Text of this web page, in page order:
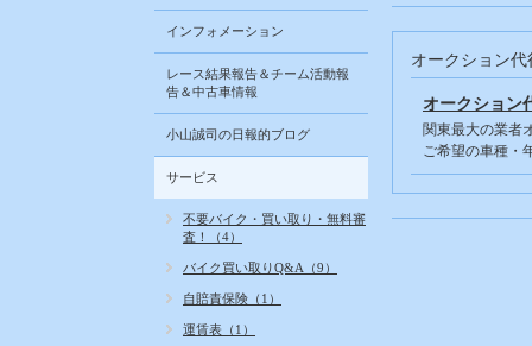
オークション代
オークション
関東最大の業者
ご希望の車種・
インフォメーション
レース結果報告＆チーム活動報
告＆中古車情報
小山誠司の日報的ブログ
サービス
不要バイク・買い取り・無料審
査！（4）
バイク買い取りQ&A（9）
自賠責保険（1）
運賃表（1）